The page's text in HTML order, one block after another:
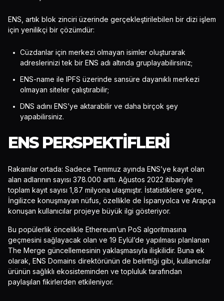
ENS, artık blok zinciri üzerinde gerçekleştirilebilen bir dizi işlem
için yenilikçi bir çözümdür:
Cüzdanlar için merkezi olmayan isimler oluşturarak
adreslerinizi tek bir ENS adı altında gruplayabilirsiniz;
ENS-name ile IPFS üzerinde sansüre dayanıklı merkezi
olmayan siteler çalıştırabilir;
DNS adını ENS’ye aktarabilir ve daha birçok şey
yapabilirsiniz.
ENS PERSPEKTIFLERI
Rakamlar ortada: Sadece Temmuz ayında ENS’ye kayıt olan
alan adlarının sayısı 378.000 arttı. Ağustos 2022 itibariyle
toplam kayıt sayısı 1,87 milyona ulaşmıştır. İstatistiklere göre,
İngilizce konuşmayan nüfus, özellikle de İspanyolca ve Arapça
konuşan kullanıcılar projeye büyük ilgi gösteriyor.
Bu popülerlik öncelikle Ethereum’un PoS algoritmasına
geçmesini sağlayacak olan ve 19 Eylül’de yapılması planlanan
The Merge güncellemesinin yaklaşmasıyla ilişkilidir. Buna ek
olarak, ENS Domains direktörünün de belirttiği gibi, kullanıcılar
ürünün sağlıklı ekosisteminden ve topluluk tarafından
paylaşılan fikirlerden etkileniyor.